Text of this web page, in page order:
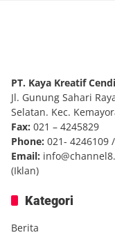
PT. Kaya Kreatif
Jl. Gunung Sahari
Selatan. Kec.
Fax: 021 – 4245829
Phone: 021- 4246109
Email:
(Iklan)
Kategori
Berita